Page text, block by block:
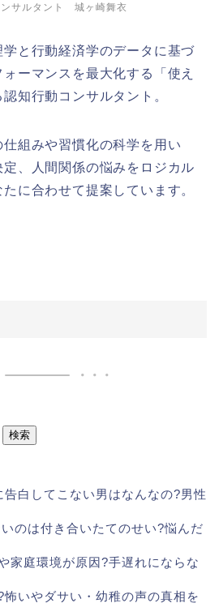
サルタント 城ヶ崎舞衣
と行動経済学のデータに基づ
ーマンスを最大化する「使え
知行動コンサルタント。
組みや習慣化の科学を用い
、人間関係の悩みをロジカル
に合わせて提案しています。
検索
白してこない男はなんなの?男性
のは付き合いたてのせい?悩んだ
家庭環境が原因?手遅れにならな
いやダサい・幼稚の声の真相を